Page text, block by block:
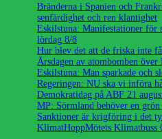
Bränderna i Spanien och
senfärdighet och ren klantighet
Eskilstuna: Manifestationer för
lördag 8/8
Hur blev det att de friska inte
Årsdagen av atombomben över
Eskilstuna: Man sparkade och
Regeringen: NU ska vi införa
Demokratidag på ABF 21
MP: Sörmland behöver en
Sanktioner är krigföring i det
KlimatHoppMötets Klimatbuss